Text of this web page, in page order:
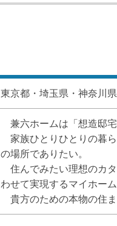
東京都・埼玉県・神奈川
兼六ホームは「想造邸宅
家族ひとりひとりの暮
の場所でありたい。
住んでみたい理想のカ
わせて実現するマイホーム
貴方のための本物の住